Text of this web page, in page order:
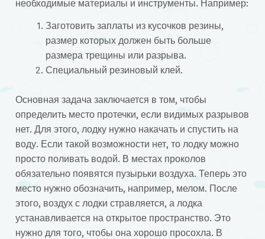
необходимые материалы и инструменты. Например:
Заготовить заплаты из кусочков резины,
размер которых должен быть больше
размера трещины или разрыва.
Специальный резиновый клей.
Основная задача заключается в том, чтобы
определить место протечки, если видимых разрывов
нет. Для этого, лодку нужно накачать и спустить на
воду. Если такой возможности нет, то лодку можно
просто поливать водой. В местах проколов
обязательно появятся пузырьки воздуха. Теперь это
место нужно обозначить, например, мелом. После
этого, воздух с лодки стравляется, а лодка
устанавливается на открытое пространство. Это
нужно для того, чтобы она хорошо просохла. В